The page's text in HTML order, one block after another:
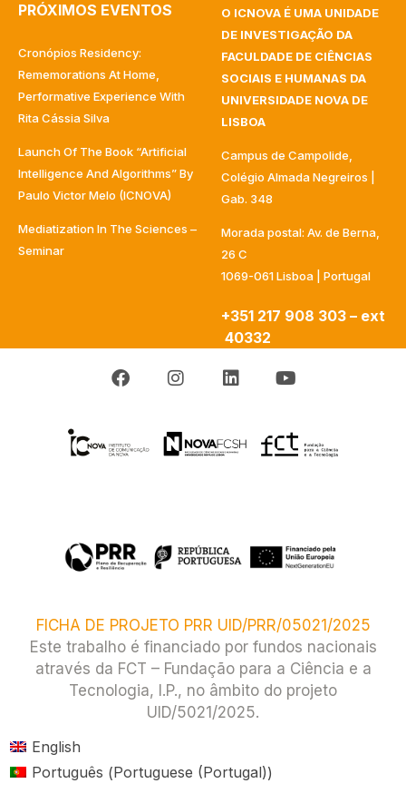
PRÓXIMOS EVENTOS
Cronópios Residency:
Rememorations At Home,
Performative Experience With
Rita Cássia Silva
Launch Of The Book “Artificial
Intelligence And Algorithms” By
Paulo Victor Melo (ICNOVA)
Mediatization In The Sciences –
Seminar
O ICNOVA É UMA UNIDADE
DE INVESTIGAÇÃO DA
FACULDADE DE CIÊNCIAS
SOCIAIS E HUMANAS DA
UNIVERSIDADE NOVA DE
LISBOA
Campus de Campolide,
Colégio Almada Negreiros |
Gab. 348
Morada postal: Av. de Berna,
26 C
1069-061 Lisboa | Portugal
+351 217 908 303 – ext
40332
FICHA DE PROJETO PRR UID/PRR/05021/2025
Este trabalho é financiado por fundos nacionais
através da FCT – Fundação para a Ciência e a
Tecnologia, I.P., no âmbito do projeto
UID/5021/2025.​
English
Português (Portuguese (Portugal))